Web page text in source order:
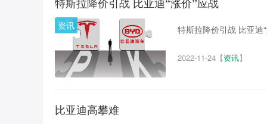
资讯 特斯拉降价引战 比亚迪
2022-11-24【资讯】
比亚迪高攀难